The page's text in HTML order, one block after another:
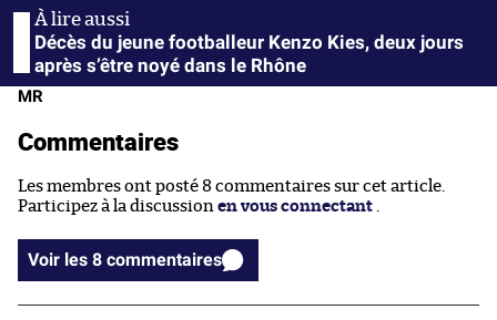
Décès du jeune footballeur Kenzo Kies, deux jours
après s’être noyé dans le Rhône
MR
Commentaires
Les membres ont posté 8 commentaires sur cet article.
Participez à la discussion en vous connectant
Voir les 8 commentaires